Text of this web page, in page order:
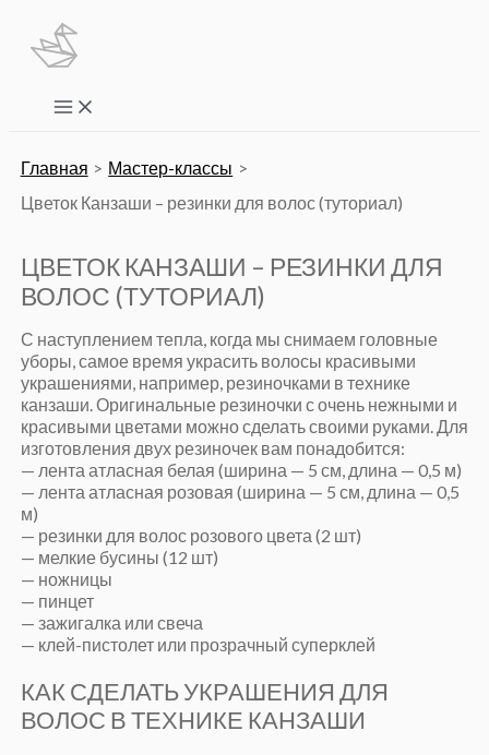
Перейти
содержимому
Main
Menu
Главная
Мастер-классы
Цветок Канзаши – резинки для волос (туториал)
ЦВЕТОК КАНЗАШИ – РЕЗИНКИ ДЛЯ
ВОЛОС (ТУТОРИАЛ)
С наступлением тепла, когда мы снимаем головные
уборы, самое время украсить волосы красивыми
украшениями, например, резиночками в технике
канзаши. Оригинальные резиночки с очень нежными и
красивыми цветами можно сделать своими руками. Для
изготовления двух резиночек вам понадобится:
— лента атласная белая (ширина — 5 см, длина — 0,5 м)
— лента атласная розовая (ширина — 5 см, длина — 0,5
м)
— резинки для волос розового цвета (2 шт)
— мелкие бусины (12 шт)
— ножницы
— пинцет
— зажигалка или свеча
— клей-пистолет или прозрачный суперклей
КАК СДЕЛАТЬ УКРАШЕНИЯ ДЛЯ
ВОЛОС В ТЕХНИКЕ КАНЗАШИ